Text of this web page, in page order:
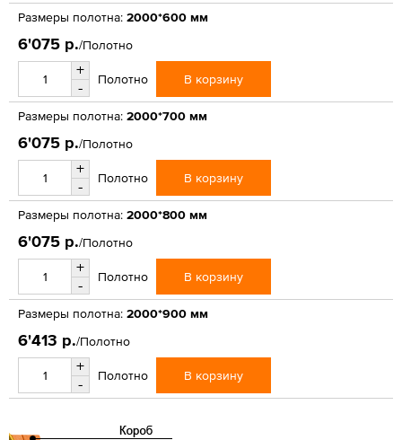
Размеры полотна: 2000*600 мм
6'075 р./Полотно
+
-
Полотно В корзину
Размеры полотна: 2000*700 мм
6'075 р./Полотно
+
-
Полотно В корзину
Размеры полотна: 2000*800 мм
6'075 р./Полотно
+
-
Полотно В корзину
Размеры полотна: 2000*900 мм
6'413 р./Полотно
+
-
Полотно В корзину